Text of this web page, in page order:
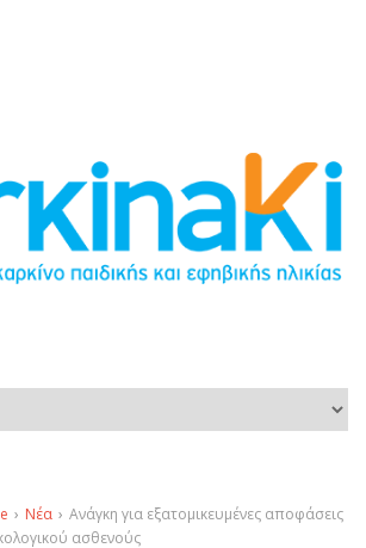
› Νέα › Ανάγκη για εξατομικευμένες αποφάσεις
ασθενούς